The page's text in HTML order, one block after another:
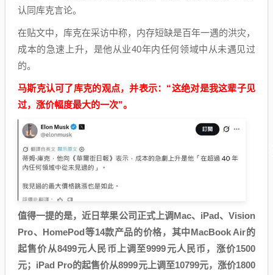
认同库克言论。
在贴文中，库克在采访中称，内存短缺是百年一遇的洪灾，
成本的急速上升，是他从业40年内任何领域中从未遇见过
的。
马斯克认可了库克的观点，并表示：“这绝对是我这辈子见
过，涨价幅度最大的一次”。
值得一提的是，近日苹果公司正式上调Mac、iPad、Vision
Pro、HomePod等14款产品的价格，其中MacBook Air的
起售价从8499元人民币上调至9999元人民币，涨价1500
元；iPad Pro的起售价从8999元上调至10799元，涨价1800